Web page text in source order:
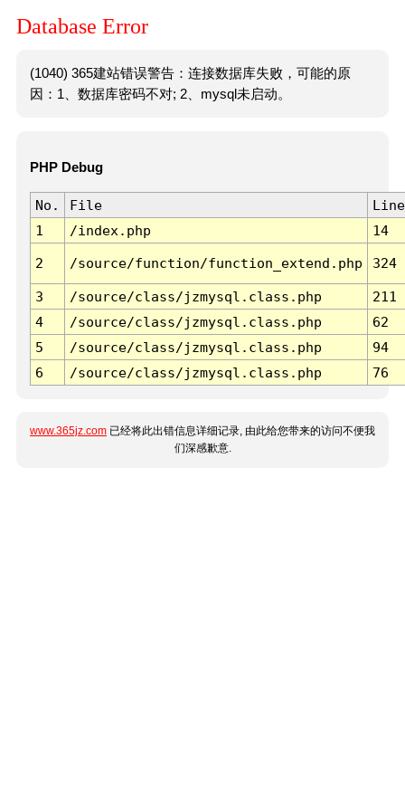
Database Error
(1040) 365建站错误警告：连接数据库失败，可能的原
因：1、数据库密码不对; 2、mysql未启动。
PHP Debug
No. File
Line
1
/index.php 14
2 /source/function/function_extend.php 324
3 /source/class/jzmysql.class.php
211
4
/source/class/jzmysql.class.php
62
5
/source/class/jzmysql.class.php
94
6
/source/class/jzmysql.class.php 76
www.365jz.com 已经将此出错信息详细记录, 由此给您带来的访问不便我
们深感歉意.